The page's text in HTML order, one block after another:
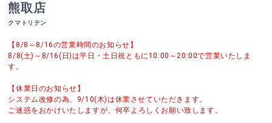
熊取店
クマトリテン
【8/8～8/16の営業時間のお知らせ】
8/8(土)～8/16(日)は平日・土日祝ともに10:00～20:00で営業いたしま
す。
【休業日のお知らせ】
システム改修の為、9/10(木)は休業させていただきます。
ご迷惑をおかけいたしますが、何卒よろしくお願い致します。